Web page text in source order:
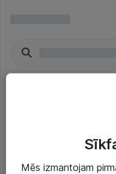
Mēs izmantojam